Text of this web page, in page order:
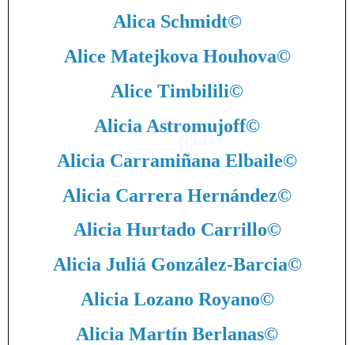
Alica Schmidt©
Alice Matejkova Houhova©
Alice Timbilili©
Alicia Astromujoff©
Alicia Carramiñana Elbaile©
Alicia Carrera Hernández©
Alicia Hurtado Carrillo©
Alicia Juliá González-Barcia©
Alicia Lozano Royano©
Alicia Martín Berlanas©